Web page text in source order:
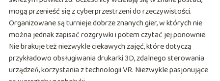
mogą przenieść się z cyberprzestrzeni do rzeczywistości.
Organizowane są turnieje dobrze znanych gier, w których nie
można jednak zapisać rozgrywki i potem czytać jej ponownie.
Nie brakuje też niezwykle ciekawych zajęć, które dotyczą
przykładowo obsługiwania drukarki 3D, zdalnego sterowania
urządzeń, korzystania z technologii VR. Niezwykle pasjonujące